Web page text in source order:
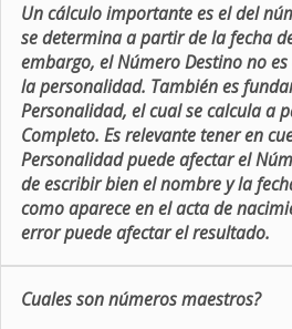
Un cálculo importante es el del
se determina a partir de la fecha
embargo, el Número Destino no
la personalidad. También es
Personalidad, el cual se calcula a
Completo. Es relevante tener en
Personalidad puede afectar el
de escribir bien el nombre y la
como aparece en el acta de
error puede afectar el resultado.
Cuales son números maestros?